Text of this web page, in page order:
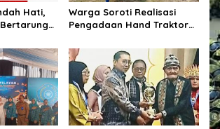
Hati,
Selatan
Warga Soroti Realisasi
Pengadaan Hand Traktor
Desa Kendu Wela